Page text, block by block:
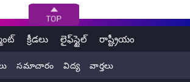
క్రీడలు లైఫ్‌స్టైల్ రాష్ట్రీయం
సమాచారం విద్య వార్తలు